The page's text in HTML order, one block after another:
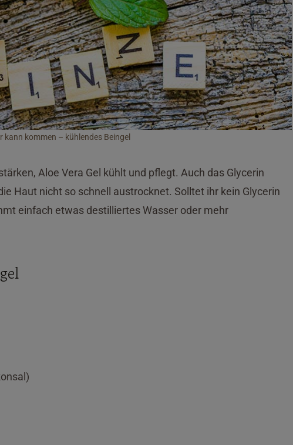
kann kommen – kühlendes Beingel
Aloe Vera Gel kühlt und pflegt. Auch das Glycerin
Haut nicht so schnell austrocknet. Solltet ihr kein Glycerin
einfach etwas destilliertes Wasser oder mehr